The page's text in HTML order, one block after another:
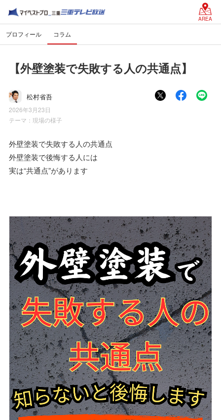
AREA
プロフィール コラム
【外壁塗装で失敗する人の共通点】
松村省吾
2026年3月23日
テーマ： 現場の様子
外壁塗装で失敗する人の共通点
外壁塗装で後悔する人には
実は“共通点”があります